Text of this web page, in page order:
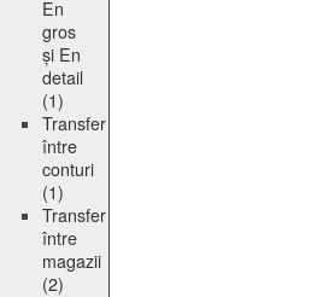
En
gros
și En
detail
(1)
Transfer
între
conturi
(1)
Transfer
între
magazii
(2)